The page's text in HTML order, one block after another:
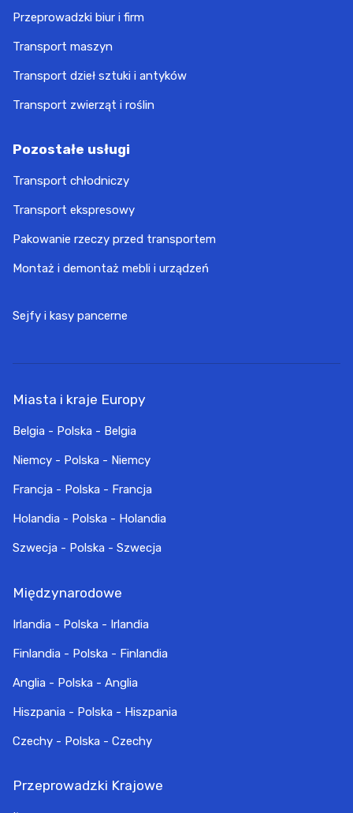
Przeprowadzki biur i firm
Transport maszyn
Transport dzieł sztuki i antyków
Transport zwierząt i roślin
Pozostałe usługi
Transport chłodniczy
Transport ekspresowy
Pakowanie rzeczy przed transportem
Montaż i demontaż mebli i urządzeń
Sejfy i kasy pancerne
Miasta i kraje Europy
Belgia - Polska - Belgia
Niemcy - Polska - Niemcy
Francja - Polska - Francja
Holandia - Polska - Holandia
Szwecja - Polska - Szwecja
Międzynarodowe
Irlandia - Polska - Irlandia
Finlandia - Polska - Finlandia
Anglia - Polska - Anglia
Hiszpania - Polska - Hiszpania
Czechy - Polska - Czechy
Przeprowadzki Krajowe